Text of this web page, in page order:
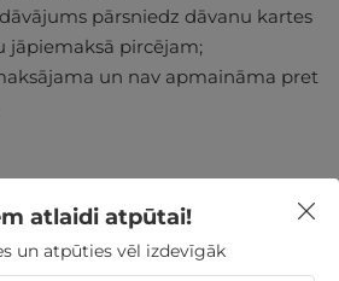
pārsniedz dāvanu kartes
jāpiemaksā pircējam;
un nav apmaināma pret
un administrācijas
atlaidi atpūtai!
un atpūties vēl izdevīgāk